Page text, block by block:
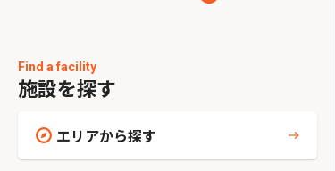
Find a facility
施設を探す
エリアから探す